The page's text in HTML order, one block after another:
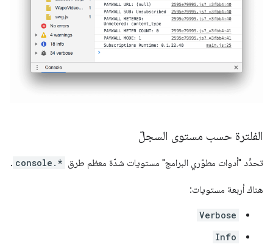
الفلترة حسب مستوى السجلّ
تحدِّد "أدوات مطوّري البرامج" مستويات شدّة معظم طرق console.*
.
هناك أربعة مستويات:
Verbose
Info